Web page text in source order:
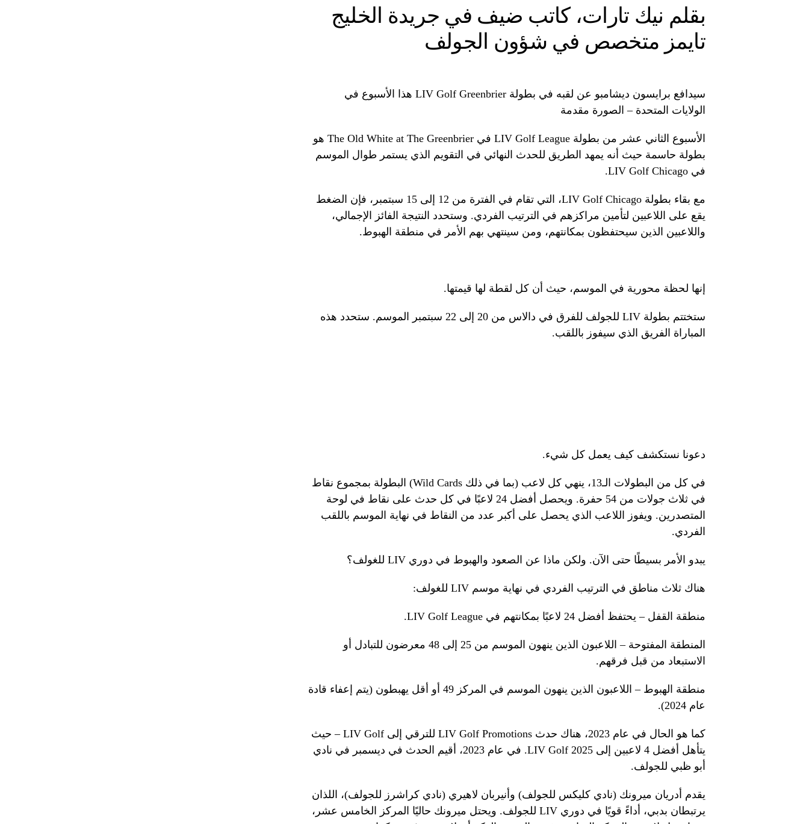
بقلم نيك تارات، كاتب ضيف في جريدة الخليج
تايمز متخصص في شؤون الجولف
سيدافع برايسون ديشامبو عن لقبه في بطولة LIV Golf Greenbrier هذا الأسبوع في
الولايات المتحدة – الصورة مقدمة
الأسبوع الثاني عشر من بطولة LIV Golf League في The Old White at The Greenbrier هو
بطولة حاسمة حيث أنه يمهد الطريق للحدث النهائي في التقويم الذي يستمر طوال الموسم
في LIV Golf Chicago.
مع بقاء بطولة LIV Golf Chicago، التي تقام في الفترة من 12 إلى 15 سبتمبر، فإن الضغط
يقع على اللاعبين لتأمين مراكزهم في الترتيب الفردي. وستحدد النتيجة الفائز الإجمالي،
واللاعبين الذين سيحتفظون بمكانتهم، ومن سينتهي بهم الأمر في منطقة الهبوط.
إنها لحظة محورية في الموسم، حيث أن كل لقطة لها قيمتها.
ستختتم بطولة LIV للجولف للفرق في دالاس من 20 إلى 22 سبتمبر الموسم. ستحدد هذه
المباراة الفريق الذي سيفوز باللقب.
دعونا نستكشف كيف يعمل كل شيء.
في كل من البطولات الـ13، ينهي كل لاعب (بما في ذلك Wild Cards) البطولة بمجموع نقاط
في ثلاث جولات من 54 حفرة. ويحصل أفضل 24 لاعبًا في كل حدث على نقاط في لوحة
المتصدرين. ويفوز اللاعب الذي يحصل على أكبر عدد من النقاط في نهاية الموسم باللقب
الفردي.
يبدو الأمر بسيطًا حتى الآن. ولكن ماذا عن الصعود والهبوط في دوري LIV للغولف؟
هناك ثلاث مناطق في الترتيب الفردي في نهاية موسم LIV للغولف:
منطقة القفل – يحتفظ أفضل 24 لاعبًا بمكانتهم في LIV Golf League.
المنطقة المفتوحة – اللاعبون الذين ينهون الموسم من 25 إلى 48 معرضون للتبادل أو
الاستبعاد من قبل فرقهم.
منطقة الهبوط – اللاعبون الذين ينهون الموسم في المركز 49 أو أقل يهبطون (يتم إعفاء قادة
عام 2024).
كما هو الحال في عام 2023، هناك حدث LIV Golf Promotions للترقي إلى LIV Golf – حيث
يتأهل أفضل 4 لاعبين إلى LIV Golf 2025. في عام 2023، أقيم الحدث في ديسمبر في نادي
أبو ظبي للجولف.
يقدم أدريان ميرونك (نادي كليكس للجولف) وأنيربان لاهيري (نادي كراشرز للجولف)، اللذان
يرتبطان بدبي، أداءً قويًا في دوري LIV للجولف. ويحتل ميرونك حاليًا المركز الخامس عشر،